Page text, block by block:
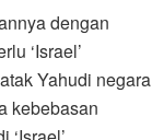
dengan
‘Israel’
Yahudi negara
kebebasan